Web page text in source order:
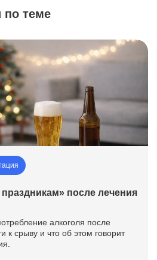
по теме
после лечения
алкоголя после
к срыву и что об этом говорит